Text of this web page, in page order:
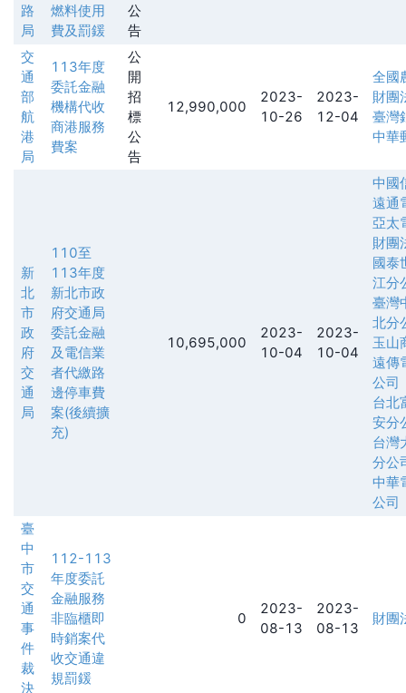
路
局
燃料使用
費及罰鍰
公
告
交
通
部
航
港
局
113年度
委託金融
機構代收
商港服務
費案
公
開
招
標
公
告
12,990,000
2023-
10-26
2023-
12-04
全國
財團
臺灣
中華
新
北
市
政
府
交
通
局
110至
113年度
新北市政
府交通局
委託金融
及電信業
者代繳路
邊停車費
案(後續擴
充)
10,695,000
2023-
10-04
2023-
10-04
中國
遠通
亞太
財團
國泰
江分
臺灣
北分
玉山
遠傳
公司
台北
安分
台灣
分公
中華
公司
臺
中
市
交
通
事
件
裁
決
112-113
年度委託
金融服務
非臨櫃即
時銷案代
收交通違
規罰鍰
0
2023-
08-13
2023-
08-13
財團